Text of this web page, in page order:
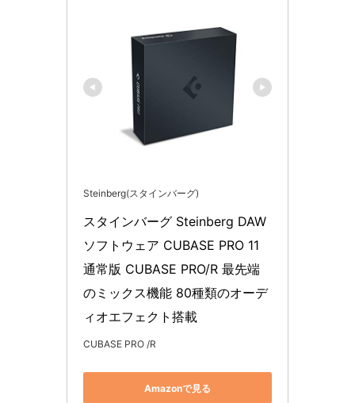
Steinberg(スタインバーグ)
スタインバーグ Steinberg DAW
ソフトウェア CUBASE PRO 11
通常版 CUBASE PRO/R 最先端
のミックス機能 80種類のオーデ
ィオエフェクト搭載
CUBASE PRO /R
Amazonで見る